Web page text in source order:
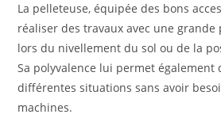
La pelleteuse, équipée des bons
réaliser des travaux avec une
lors du nivellement du sol ou de la
Sa polyvalence lui permet également
différentes situations sans avoir
machines.